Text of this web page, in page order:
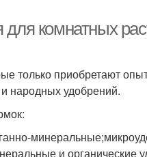
комнатных
только приобретают
народных удобрений.
и органические